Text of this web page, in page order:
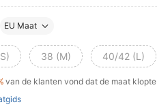
EU Maat
38 (M) 40/42 (L)
van de klanten vond dat de maat klopte